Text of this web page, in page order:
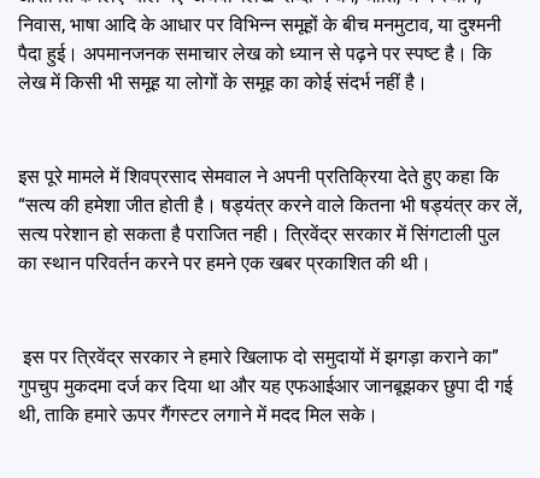
निवास, भाषा आदि के आधार पर विभिन्न समूहों के बीच मनमुटाव, या दुश्मनी
पैदा हुई। अपमानजनक समाचार लेख को ध्यान से पढ़ने पर स्पष्ट है। कि
लेख में किसी भी समूह या लोगों के समूह का कोई संदर्भ नहीं है।
इस पूरे मामले में शिवप्रसाद सेमवाल ने अपनी प्रतिक्रिया देते हुए कहा कि
“सत्य की हमेशा जीत होती है। षड्यंत्र करने वाले कितना भी षड्यंत्र कर लें,
सत्य परेशान हो सकता है पराजित नही। त्रिवेंद्र सरकार में सिंगटाली पुल
का स्थान परिवर्तन करने पर हमने एक खबर प्रकाशित की थी।
इस पर त्रिवेंद्र सरकार ने हमारे खिलाफ दो समुदायों में झगड़ा कराने का”
गुपचुप मुकदमा दर्ज कर दिया था और यह एफआईआर जानबूझकर छुपा दी गई
थी, ताकि हमारे ऊपर गैंगस्टर लगाने में मदद मिल सके।